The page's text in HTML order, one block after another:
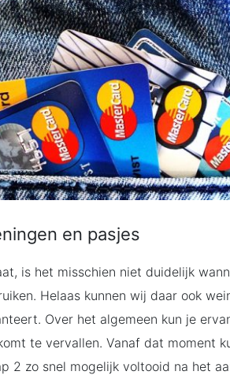
en pasjes
is het misschien niet duidelijk
Helaas kunnen wij daar ook
Over het algemeen kun je
te vervallen. Vanaf dat moment
2 zo snel mogelijk voltooid na het